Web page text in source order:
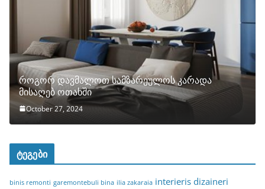
როგორ დავმალოთ სამზარეულოს კარადა
მისაღებ ოთახში
October 27, 2024
ტეგები
binis remonti garemontebuli bina ilia zakaraia interieris dizaineri